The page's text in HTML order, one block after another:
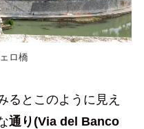
ロ橋
るとこのように見え
通り(Via del Banco